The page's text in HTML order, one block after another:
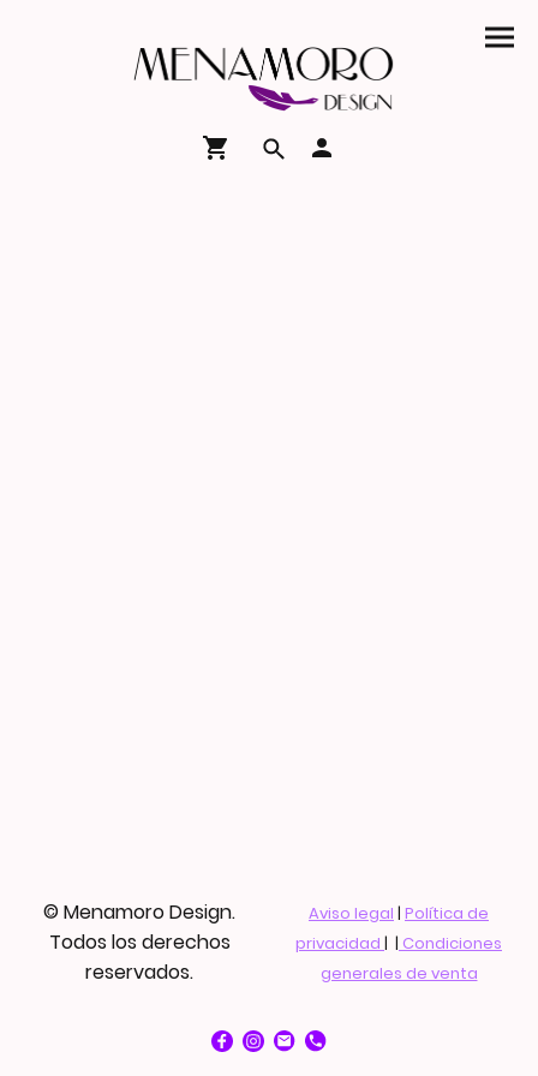
© Menamoro Design.
Todos los derechos
reservados.
Aviso legal | Política de
privacidad | | Condiciones
generales de venta